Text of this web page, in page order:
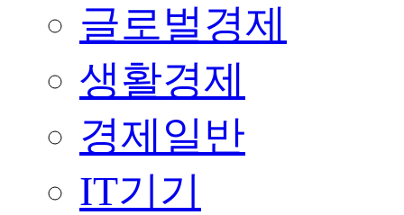
글로벌경제
생활경제
경제일반
IT기기